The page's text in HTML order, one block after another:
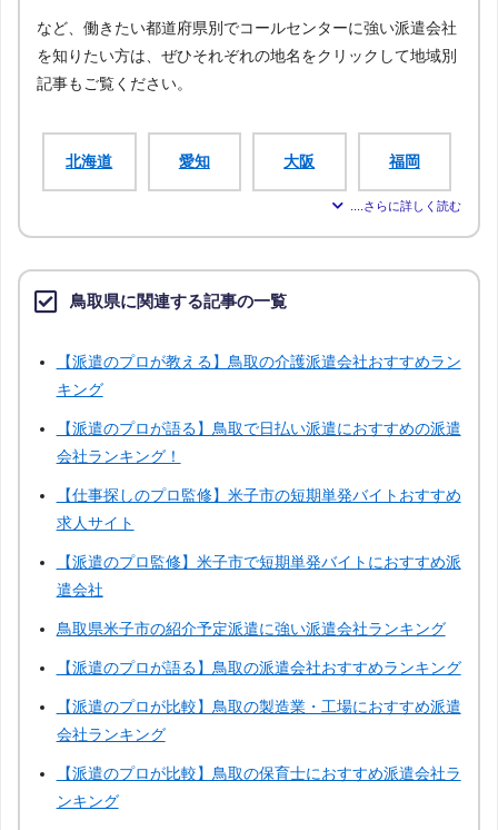
など、働きたい都道府県別でコールセンターに強い派遣会社
を知りたい方は、ぜひそれぞれの地名をクリックして地域別
記事もご覧ください。
北海道 愛知 大阪 福岡
宮城 新潟 広島 青森
岩手 秋田 山形
茨城 栃木 群馬 埼玉
千葉 神奈川 富山 石川
福井
静岡
岡山
愛媛
鳥取県に関連する記事の一覧
【派遣のプロが教える】鳥取の介護派遣会社おすすめラン
キング
【派遣のプロが語る】鳥取で日払い派遣におすすめの派遣
会社ランキング！
【仕事探しのプロ監修】米子市の短期単発バイトおすすめ
求人サイト
【派遣のプロ監修】米子市で短期単発バイトにおすすめ派
遣会社
鳥取県米子市の紹介予定派遣に強い派遣会社ランキング
【派遣のプロが語る】鳥取の派遣会社おすすめランキング
【派遣のプロが比較】鳥取の製造業・工場におすすめ派遣
会社ランキング
【派遣のプロが比較】鳥取の保育士におすすめ派遣会社ラ
ンキング